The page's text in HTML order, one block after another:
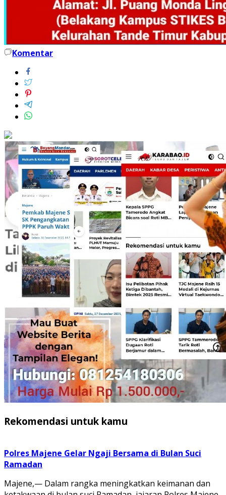
Komentar
Rekomendasi untuk kamu
Polres Majene Gelar Ngaji Bersama di Bulan Suci
Ramadan
Majene,— Dalam rangka meningkatkan keimanan dan